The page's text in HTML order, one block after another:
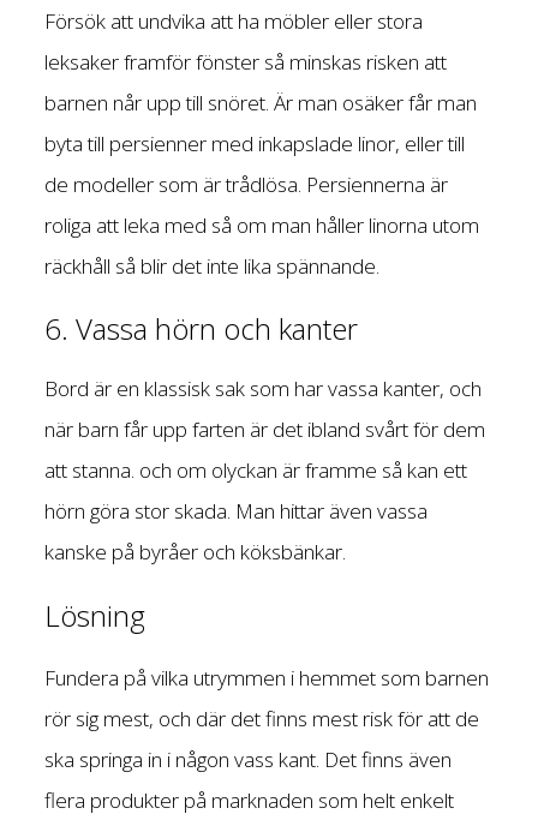
Försök att undvika att ha möbler eller stora
leksaker framför fönster så minskas risken att
barnen når upp till snöret. Är man osäker får man
byta till persienner med inkapslade linor, eller till
de modeller som är trådlösa. Persiennerna är
roliga att leka med så om man håller linorna utom
räckhåll så blir det inte lika spännande.
6. Vassa hörn och kanter
Bord är en klassisk sak som har vassa kanter, och
när barn får upp farten är det ibland svårt för dem
att stanna. och om olyckan är framme så kan ett
hörn göra stor skada. Man hittar även vassa
kanske på byråer och köksbänkar.
Lösning
Fundera på vilka utrymmen i hemmet som barnen
rör sig mest, och där det finns mest risk för att de
ska springa in i någon vass kant. Det finns även
flera produkter på marknaden som helt enkelt